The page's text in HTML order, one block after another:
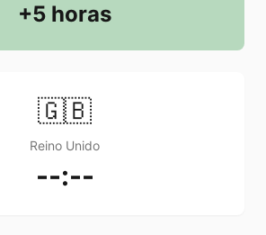
+5 horas
🇬🇧
Reino Unido
--:--